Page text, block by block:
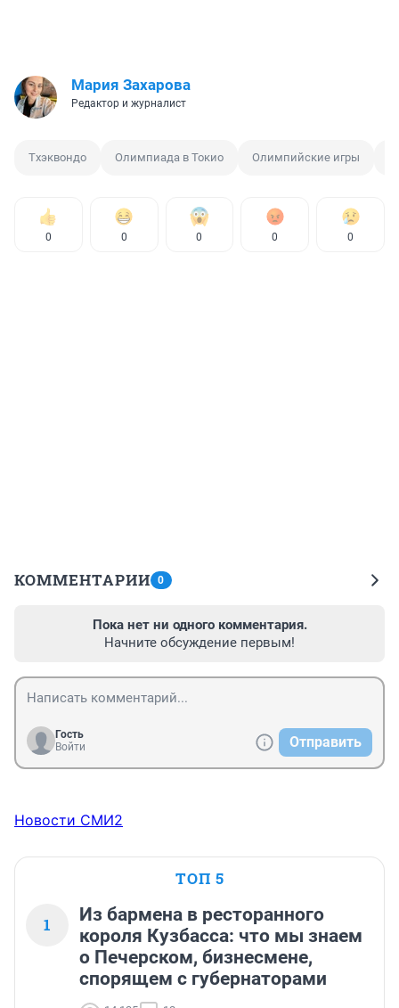
Мария Захарова
Редактор и журналист
Тхэквондо Олимпиада в Токио Олимпийские игры
0 0 0 0 0
КОММЕНТАРИИ 0
Пока нет ни одного комментария.
Начните обсуждение первым!
Гость
Войти
Отправить
Новости СМИ2
ТОП 5
1
Из бармена в ресторанного
короля Кузбасса: что мы знаем
о Печерском, бизнесмене,
спорящем с губернаторами